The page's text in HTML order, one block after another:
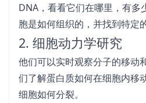
DNA，看看它们在哪里，有多
胞是如何组织的，并找到特定
2. 细胞动力学研究
他们可以实时观察分子的移动
们了解蛋白质如何在细胞内移
细胞如何分裂。